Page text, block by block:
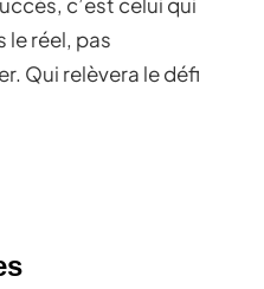
le réel, pas
Qui relèvera le défi